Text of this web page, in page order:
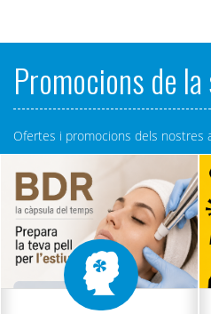
Promocions de
Ofertes i promocions dels nostres